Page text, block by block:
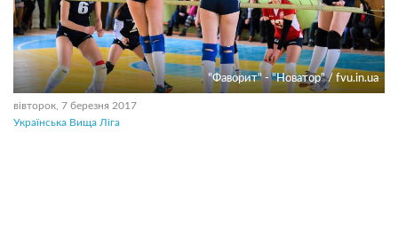
"Фаворит" - "Новатор" / fvu.in.ua
вівторок, 7 березня 2017
Українська Вища Ліга